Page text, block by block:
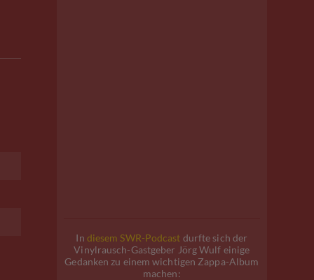
In diesem SWR-Podcast durfte sich der
Vinylrausch-Gastgeber Jörg Wulf einige
Gedanken zu einem wichtigen Zappa-Album
machen: